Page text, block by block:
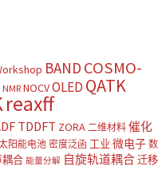
BAND COSMO-
NMR NOCVOLED QATK
reaxff
TDDFT ZORA 二维材料 催化
阳能电池 密度泛函 工业 微电子 数
耦合 能量分解 自旋轨道耦合迁移